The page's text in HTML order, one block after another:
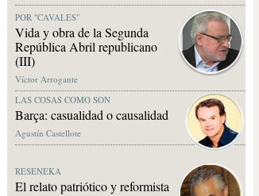
POR "CAVALES"
Vida y obra de la Segunda
República Abril republicano
(III)
Víctor Arrogante
LAS COSAS COMO SON
Barça: casualidad o causalidad
Agustín Castellote
RESENEKA
El relato patriótico y reformista